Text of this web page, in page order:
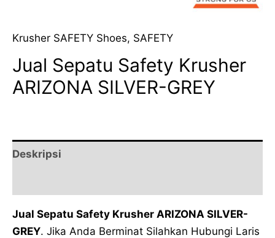
Krusher SAFETY Shoes, SAFETY
Jual Sepatu Safety Krusher
ARIZONA SILVER-GREY
Deskripsi
Jual Sepatu Safety Krusher ARIZONA SILVER-
GREY. Jika Anda Berminat Silahkan Hubungi Laris